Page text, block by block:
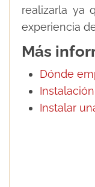
realizarla ya
experiencia
Más
Dónde
Instalar